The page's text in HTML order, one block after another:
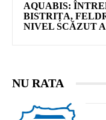
AQUABIS:
BISTRIȚA,
NIVEL SCĂZUT
NU RATA